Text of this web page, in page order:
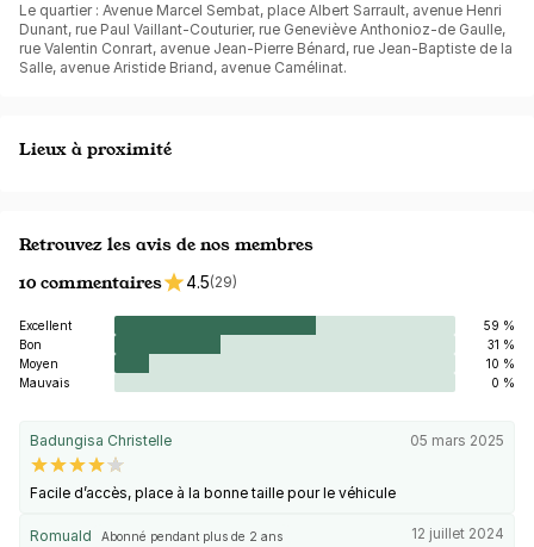
Le quartier : Avenue Marcel Sembat, place Albert Sarrault, avenue Henri
Dunant, rue Paul Vaillant-Couturier, rue Geneviève Anthonioz-de Gaulle,
rue Valentin Conrart, avenue Jean-Pierre Bénard, rue Jean-Baptiste de la
Salle, avenue Aristide Briand, avenue Camélinat.
Lieux à proximité
Retrouvez les avis de nos membres
10 commentaires
4.5(29)
Excellent
59 %
Bon
31 %
Moyen
10 %
Mauvais
0 %
Badungisa Christelle 05 mars 2025
Facile d’accès, place à la bonne taille pour le véhicule
Romuald Abonné pendant plus de 2 ans 12 juillet 2024